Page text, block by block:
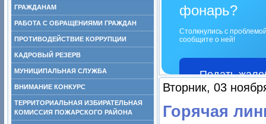
ГРАЖДАНАМ
РАБОТА С ОБРАЩЕНИЯМИ ГРАЖДАН
ПРОТИВОДЕЙСТВИЕ КОРРУПЦИИ
КАДРОВЫЙ РЕЗЕРВ
МУНИЦИПАЛЬНАЯ СЛУЖБА
ВНИМАНИЕ КОНКУРС
ТЕРРИТОРИАЛЬНАЯ ИЗБИРАТЕЛЬНАЯ
КОМИССИЯ ПОЖАРСКОГО РАЙОНА
фонарь?
Столкнулись с
сообщите о ней!
Подать
Вторник, 03
Горячая